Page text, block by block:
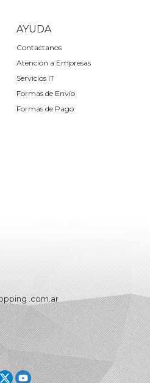
AYUDA
Contactanos
Atención a Empresas
Servicios IT
Formas de Envío
Formas de Pago
.com.ar